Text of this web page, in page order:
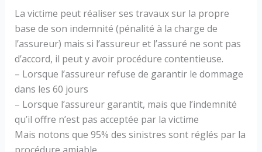
La victime peut réaliser ses travaux sur la propre
base de son indemnité (pénalité à la charge de
l’assureur) mais si l’assureur et l’assuré ne sont pas
d’accord, il peut y avoir procédure contentieuse.
– Lorsque l’assureur refuse de garantir le dommage
dans les 60 jours
– Lorsque l’assureur garantit, mais que l’indemnité
qu’il offre n’est pas acceptée par la victime
Mais notons que 95% des sinistres sont réglés par la